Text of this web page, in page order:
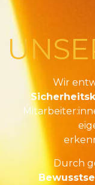
Wir
Durch